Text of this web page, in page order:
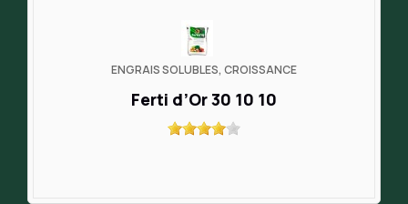
ENGRAIS SOLUBLES, CROISSANCE
Ferti d’Or 30 10 10